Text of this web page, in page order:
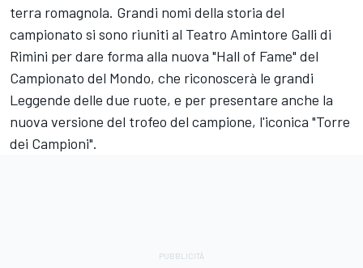
terra romagnola. Grandi nomi della storia del
campionato si sono riuniti al Teatro Amintore Galli di
Rimini per dare forma alla nuova "Hall of Fame" del
Campionato del Mondo, che riconoscerà le grandi
Leggende delle due ruote, e per presentare anche la
nuova versione del trofeo del campione, l'iconica "Torre
dei Campioni".